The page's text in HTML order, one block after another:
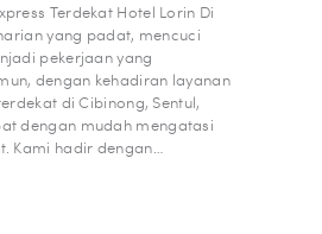
Terdekat Hotel Lorin Di
yang padat, mencuci
pekerjaan yang
dengan kehadiran layanan
di Cibinong, Sentul,
dengan mudah mengatasi
Kami hadir dengan…